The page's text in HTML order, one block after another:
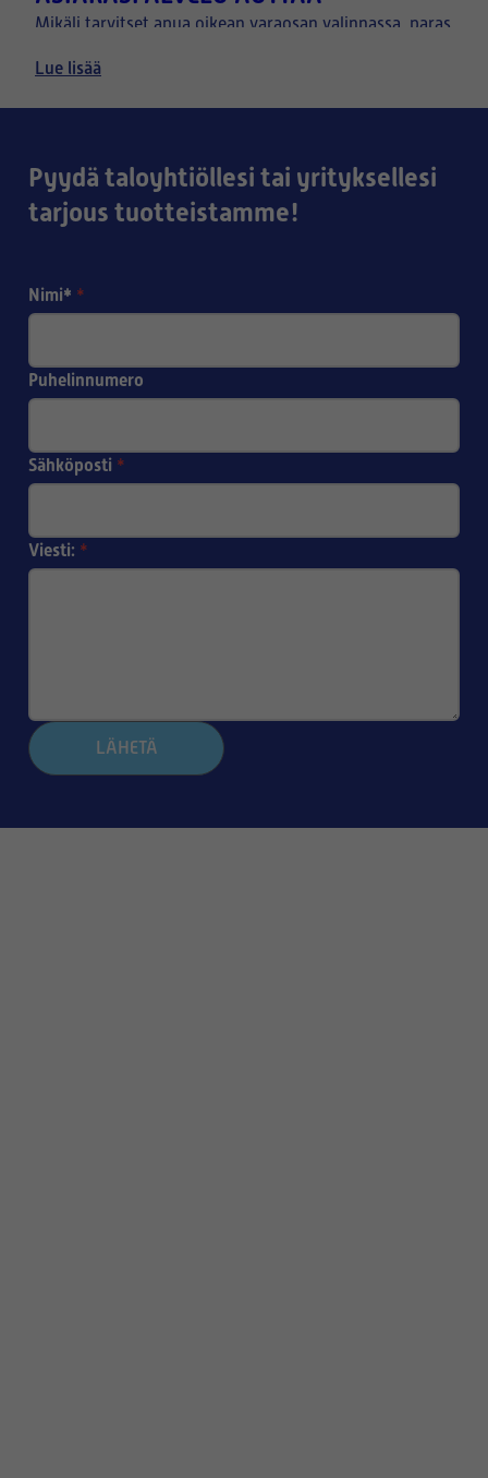
Mikäli tarvitset apua oikean varaosan valinnassa, paras
ilmanvaihtolaitteen tyyppikilvestä, sekä halutusta
Lue lisää
Pyydä taloyhtiöllesi tai yrityksellesi
tarjous tuotteistamme!
Nimi* *
Puhelinnumero
Sähköposti *
Viesti: *
LÄHETÄ